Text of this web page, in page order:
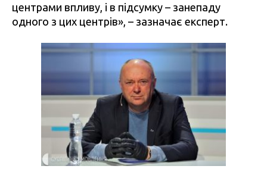
центрами впливу, і в підсумку – занепаду
одного з цих центрів», – зазначає експерт.